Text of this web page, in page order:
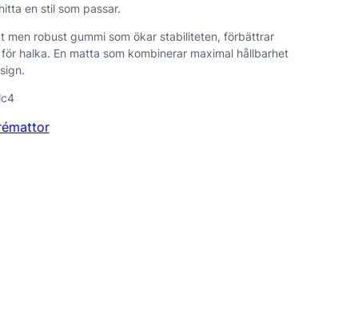
en stil som passar.
men robust gummi som ökar stabiliteten, förbättrar
halka. En matta som kombinerar maximal hållbarhet